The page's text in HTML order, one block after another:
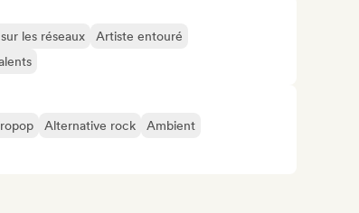
les réseaux
Artiste entouré
Alternative rock
Ambient